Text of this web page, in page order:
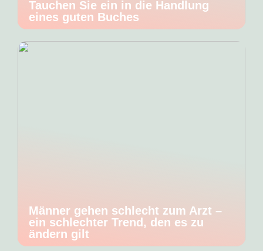
Tauchen Sie ein in die Handlung
eines guten Buches
Männer gehen schlecht zum Arzt –
ein schlechter Trend, den es zu
ändern gilt